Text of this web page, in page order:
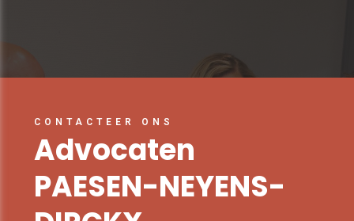
CONTACTEER ONS
Advocaten
PAESEN-NEYENS-